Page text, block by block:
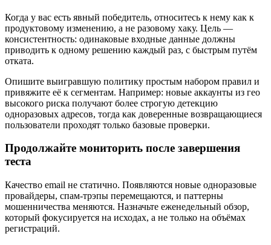
Когда у вас есть явный победитель, относитесь к нему как к
продуктовому изменению, а не разовому хаку. Цель —
консистентность: одинаковые входные данные должны
приводить к одному решению каждый раз, с быстрым путём
отката.
Опишите выигравшую политику простым набором правил и
привяжите её к сегментам. Например: новые аккаунты из гео
высокого риска получают более строгую детекцию
одноразовых адресов, тогда как доверенные возвращающиеся
пользователи проходят только базовые проверки.
Продолжайте мониторить после завершения
теста
Качество email не статично. Появляются новые одноразовые
провайдеры, спам‑трэпы перемещаются, и паттерны
мошенничества меняются. Назначьте еженедельный обзор,
который фокусируется на исходах, а не только на объёмах
регистраций.